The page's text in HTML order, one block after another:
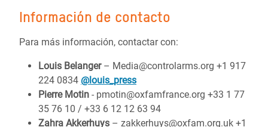
Información de contacto
Para más información, contactar con:
Louis Belanger– Media@controlarms.org +1 917
224 0834 @louis_press
Pierre Motin - pmotin@oxfamfrance.org +33 1 77
35 76 10 / +33 6 12 12 63 94
Zahra Akkerhuys – zakkerhuys@oxfam.org.uk +1